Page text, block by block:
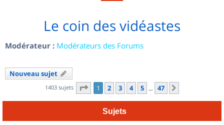
Le coin des vidéastes
Modérateur : Modérateurs des Forums
Nouveau sujet
1403 sujets Page 1sur
1 2 3 4 5 … 47
Sujets